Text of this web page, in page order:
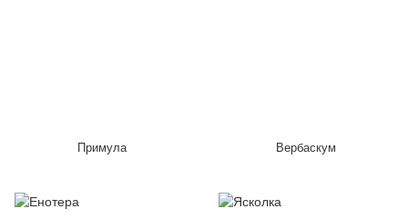
Примула Вербаскум